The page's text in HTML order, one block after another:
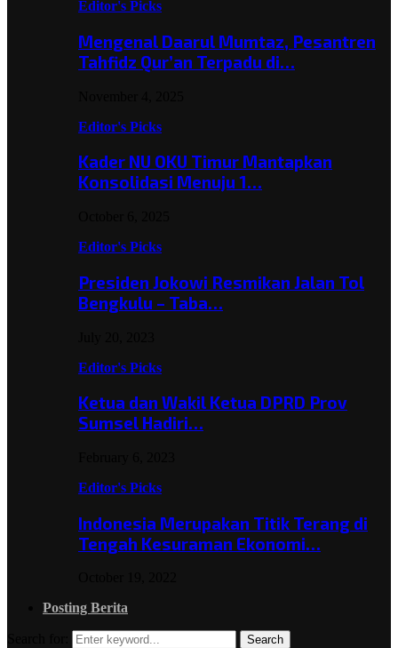
Editor's Picks
Mengenal Daarul Mumtaz, Pesantren
Tahfidz Qur’an Terpadu di…
Editor's Picks
Kader NU OKU Timur Mantapkan
Konsolidasi Menuju 1…
Editor's Picks
Presiden Jokowi Resmikan Jalan Tol
Bengkulu – Taba…
Editor's Picks
Ketua dan Wakil Ketua DPRD Prov
Sumsel Hadiri…
Editor's Picks
Indonesia Merupakan Titik Terang di
Tengah Kesuraman Ekonomi…
Posting Berita
Search